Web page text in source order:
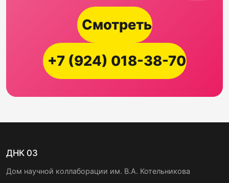
Смотреть
+7 (924) 018-38-70
ДНК 03
Дом научной коллаборации им. В.А. Котельникова